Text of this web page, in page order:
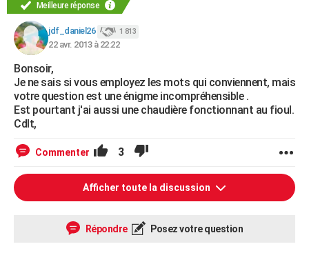
Meilleure réponse
jdf_daniel26 1 813
22 avr. 2013 à 22:22
Bonsoir,
Je ne sais si vous employez les mots qui conviennent, mais
votre question est une énigme incompréhensible .
Est pourtant j'ai aussi une chaudière fonctionnant au fioul.
Cdlt,
Commenter 3
Afficher toute la discussion
Répondre Posez votre question